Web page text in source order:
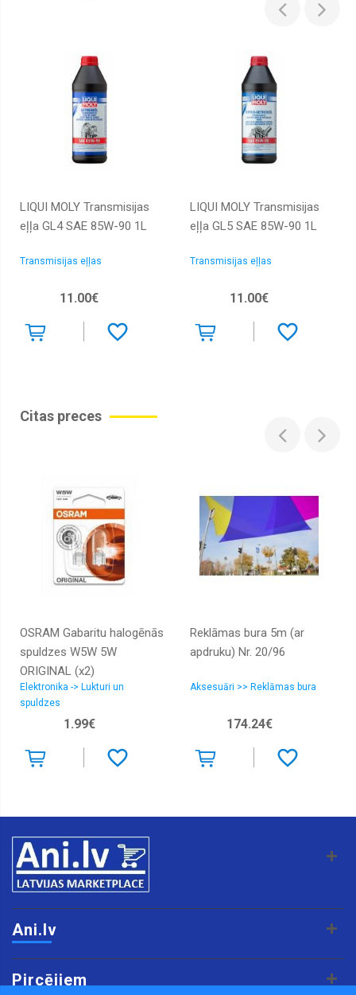
LIQUI MOLY Transmisijas
eļļa GL4 SAE 85W-90 1L
Transmisijas eļļas
11.00€
LIQUI MOLY Transmisijas
eļļa GL5 SAE 85W-90 1L
Transmisijas eļļas
11.00€
Citas preces
OSRAM Gabaritu halogēnās
spuldzes W5W 5W
ORIGINAL (x2)
4050300925684
Elektronika -> Lukturi un
spuldzes
1.99€
Reklāmas bura 5m (ar
apdruku) Nr. 20/96
Aksesuāri >> Reklāmas bura
174.24€
Ani.lv
Pircējiem